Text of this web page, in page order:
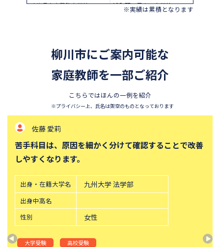
千葉県立東葛飾中学校
浦和明の星女子中学校
須磨学園中学校
北嶺中学校
白百合学園中学校
サレジオ学院中学校
等部
帝塚山中学校
攻玉社中学校
東京都市大学付属中学校
三田国際科学学園中学校
高輪中学校
青山学院横浜英和中学校
中央大学附属横浜中学校
六甲学院中学校
学習院中等科
頌栄女子学院中学校
田園調布学園中等部
東山中学校
山手学院中学校
※実績は累積となります
柳川市にご案内可能な
家庭教師を一部ご紹介
こちらではほんの一例を紹介
※プライバシー上、氏名は架空のものとなっております
佐藤 愛莉
苦手科目は、原因を細かく分けて確認することで改善
しやすくなります。
出身・在籍大学名 九州大学 法学部
出身中高名
性別
女性
大学受験 高校受験